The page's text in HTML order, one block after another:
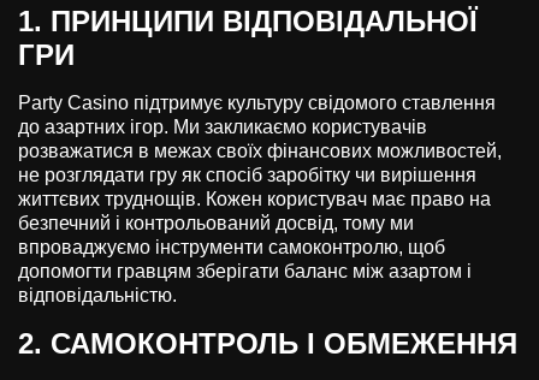
1. ПРИНЦИПИ ВІДПОВІДАЛЬНОЇ
ГРИ
Party Casino підтримує культуру свідомого ставлення
до азартних ігор. Ми закликаємо користувачів
розважатися в межах своїх фінансових можливостей,
не розглядати гру як спосіб заробітку чи вирішення
життєвих труднощів. Кожен користувач має право на
безпечний і контрольований досвід, тому ми
впроваджуємо інструменти самоконтролю, щоб
допомогти гравцям зберігати баланс між азартом і
відповідальністю.
2. САМОКОНТРОЛЬ І ОБМЕЖЕННЯ